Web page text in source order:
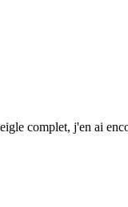
complet, j'en ai